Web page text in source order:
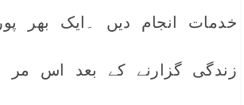
خدمات انجام دیں ۔ایک بھر
زندگی گزارنے کے بعد اس